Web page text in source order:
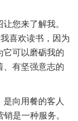
您来了解我。
喜欢读书，因为
它可以磨砺我的
、有坚强意志的
向用餐的客人
是一种服务。